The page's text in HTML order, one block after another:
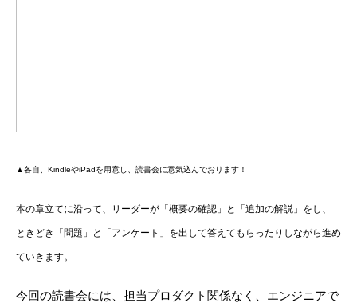
▲各自、KindleやiPadを用意し、読書会に意気込んでおります！
本の章立てに沿って、リーダーが「概要の確認」と「追加の解説」をし、
ときどき「問題」と「アンケート」を出して答えてもらったりしながら進め
ていきます。
今回の読書会には、担当プロダクト関係なく、エンジニアで